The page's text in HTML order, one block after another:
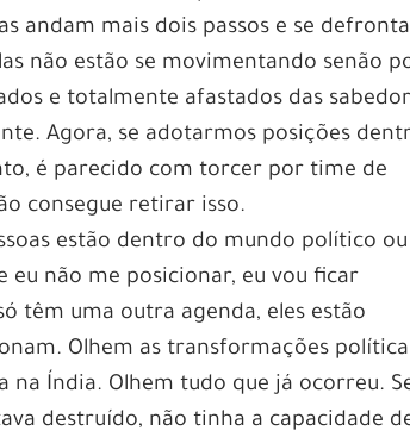
andam mais dois passos e se
não estão se movimentando senão
e totalmente afastados das
Agora, se adotarmos posições
é parecido com torcer por time de
consegue retirar isso.
estão dentro do mundo político ou
eu não me posicionar, eu vou ficar
têm uma outra agenda, eles estão
Olhem as transformações
Índia. Olhem tudo que já ocorreu.
destruído, não tinha a capacidade